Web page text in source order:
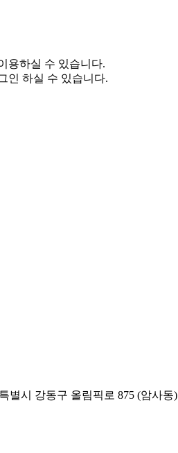
용하실 수 있습니다.
인 하실 수 있습니다.
별시 강동구 올림픽로 875 (암사동)